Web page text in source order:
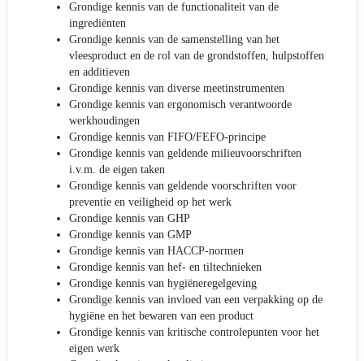
Grondige kennis van de functionaliteit van de
ingrediënten
Grondige kennis van de samenstelling van het
vleesproduct en de rol van de grondstoffen, hulpstoffen
en additieven
Grondige kennis van diverse meetinstrumenten
Grondige kennis van ergonomisch verantwoorde
werkhoudingen
Grondige kennis van FIFO/FEFO-principe
Grondige kennis van geldende milieuvoorschriften
i.v.m. de eigen taken
Grondige kennis van geldende voorschriften voor
preventie en veiligheid op het werk
Grondige kennis van GHP
Grondige kennis van GMP
Grondige kennis van HACCP-normen
Grondige kennis van hef- en tiltechnieken
Grondige kennis van hygiëneregelgeving
Grondige kennis van invloed van een verpakking op de
hygiëne en het bewaren van een product
Grondige kennis van kritische controlepunten voor het
eigen werk